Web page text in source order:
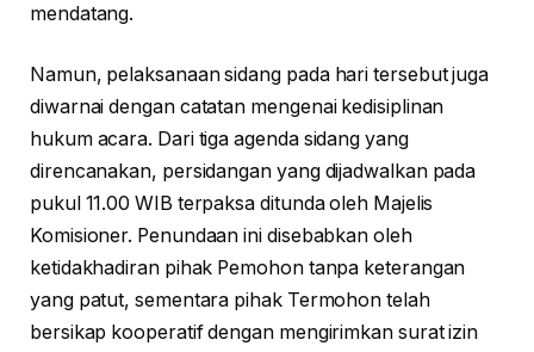
mendatang.
Namun, pelaksanaan sidang pada hari tersebut juga
diwarnai dengan catatan mengenai kedisiplinan
hukum acara. Dari tiga agenda sidang yang
direncanakan, persidangan yang dijadwalkan pada
pukul 11.00 WIB terpaksa ditunda oleh Majelis
Komisioner. Penundaan ini disebabkan oleh
ketidakhadiran pihak Pemohon tanpa keterangan
yang patut, sementara pihak Termohon telah
bersikap kooperatif dengan mengirimkan surat izin